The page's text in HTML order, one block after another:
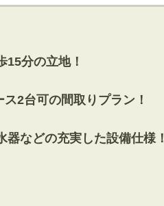
分の立地！
2台可の間取りプラン！
などの充実した設備仕様！